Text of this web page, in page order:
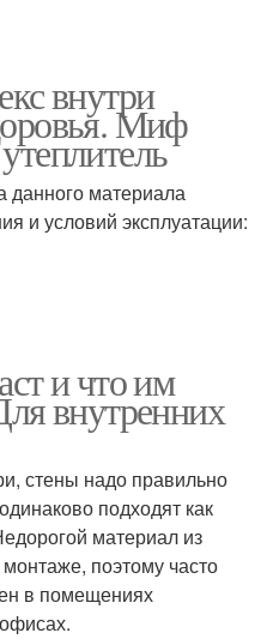
внутри
Миф
данного материала
и условий эксплуатации:
и что им
внутренних
стены надо правильно
подходят как
материал из
поэтому часто
в помещениях